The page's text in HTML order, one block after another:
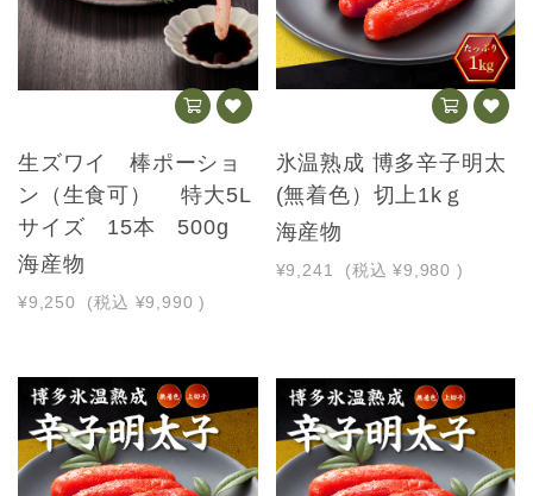
生ズワイ 棒ポーショ
ン（生食可） 特大5L
サイズ 15本 500g
海産物
¥9,250 (税込 ¥9,990 )
氷温熟成 博多辛子明太
(無着色）切上1kｇ
海産物
¥9,241 (税込 ¥9,980 )